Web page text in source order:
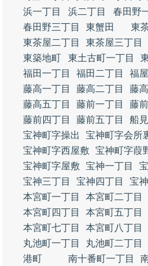
浜一丁目
浜二丁目 春田野
春田野三丁目
東蟹田
東
東茶屋二丁目
東茶屋三丁目
東築地町
東土古町一丁目
福田一丁目
福田二丁目 福
藤高一丁目
藤高二丁目 藤
藤高五丁目
藤前一丁目 藤
藤前四丁目
藤前五丁目 船
宝神町字操出
宝神町字会所
宝神町字西屋敷
宝神町字葭
宝神町字屋敷
宝神一丁目
宝神三丁目
宝神四丁目
宝
本宮町一丁目
本宮町二丁目
本宮町四丁目
本宮町五丁目
本宮町七丁目
本宮町八丁目
丸池町一丁目
丸池町二丁目
港町
南十番町一丁目